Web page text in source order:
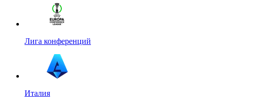
Лига конференций
Италия